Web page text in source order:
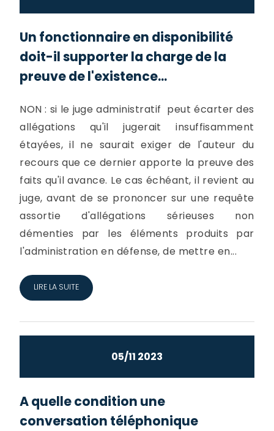
Un fonctionnaire en disponibilité
doit-il supporter la charge de la
preuve de l'existence...
NON : si le juge administratif peut écarter des
allégations qu'il jugerait insuffisamment
étayées, il ne saurait exiger de l'auteur du
recours que ce dernier apporte la preuve des
faits qu'il avance. Le cas échéant, il revient au
juge, avant de se prononcer sur une requête
assortie d'allégations sérieuses non
démenties par les éléments produits par
l'administration en défense, de mettre en...
LIRE LA SUITE
05/11 2023
A quelle condition une
conversation téléphonique